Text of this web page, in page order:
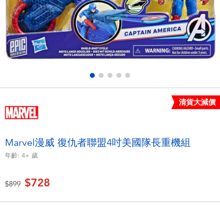
遊戲及拼圖系列
益智學習玩具
派對用品
Barbie芭比
Disney Frozen迪士尼冰雪奇緣
NERF熱火 清貨大減價
Marvel漫威 復仇者聯盟4吋美國隊長重機組
年齡: 4+ 歲
價格從
$899至$728